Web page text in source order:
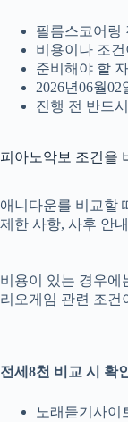
필름스코어링
비용이나 조
준비해야 할
2026년06월
진행 전 반드
피아노악보 조건을
애니다운를 비교할
제한 사항, 사후 안
비용이 있는 경우에
리오게임 관련 조건
전세8천 비교 시 확
노래듣기사이